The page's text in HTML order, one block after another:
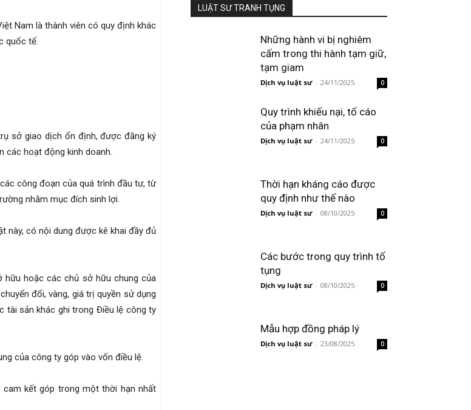
Nam là thành viên có quy định khác
quốc tế.
sở giao dịch ổn định, được đăng ký
các hoạt động kinh doanh.
công đoạn của quá trình đầu tư, từ
nhằm mục đích sinh lợi.
này, có nội dung được kê khai đầy đủ
hoặc các chủ sở hữu chung của
đổi, vàng, giá trị quyền sử dụng
tài sản khác ghi trong Điều lệ công ty
của công ty góp vào vốn điều lệ.
kết góp trong một thời hạn nhất
LUẬT SƯ TRANH TỤNG
Những hành vi bị nghiêm
cấm trong thi hành tạm giữ,
tạm giam
Dịch vụ luật sư - 24/11/2025 0
Quy trình khiếu nại, tố cáo
của phạm nhân
Dịch vụ luật sư - 24/11/2025 0
Thời hạn kháng cáo được
quy định như thế nào
Dịch vụ luật sư - 08/10/2025 0
Các bước trong quy trình tố
tụng
Dịch vụ luật sư - 08/10/2025 0
Mẫu hợp đồng pháp lý
Dịch vụ luật sư - 23/08/2025 0